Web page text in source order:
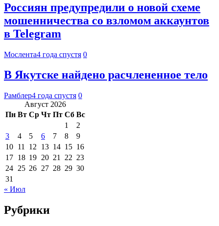
Россиян предупредили о новой схеме
мошенничества со взломом аккаунтов
в Telegram
Мослента4 года спустя 0
В Якутске найдено расчлененное тело
Рамблер4 года спустя 0
Август 2026
Пн Вт Ср Чт Пт Сб Вс
1
2
3
4 5 6 7 8
9
10 11 12 13 14 15 16
17 18 19 20 21 22 23
24 25 26 27 28 29 30
31
« Июл
Рубрики